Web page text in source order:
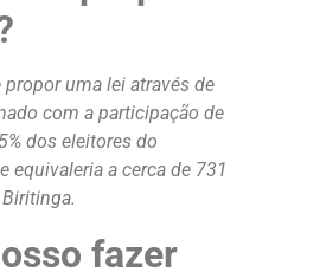
propor uma lei através de
com a participação de
dos eleitores do
equivaleria a cerca de 731
fazer